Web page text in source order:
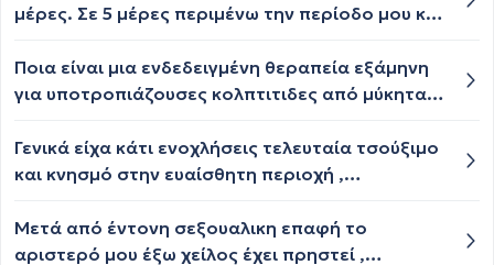
αυτήν τη φορά είναι gram (+) g.vaginalis κ
μέρες. Σε 5 μέρες περιμένω την περίοδο μου και
δυσάρεστη οσμή όμως. Είναι λευκά και
παχύρευστα. Μπορεί να είναι κάτι ανησυχητικό;
Ποια είναι μια ενδεδειγμένη θεραπεία εξάμηνη
για υποτροπιάζουσες κολπτιτιδες από μύκητα
αποτυχημένες θεραπείες με διάφορες ουσίες
μου συνέστησε να πίνω μόνο προβιοτικα, να
διατροφή μου μέχρι ο μύκητας να μην βρίσκει
πρόσφορος έδαφος και να υποχωρήσει. Αρκεί
Γενικά είχα κάτι ενοχλήσεις τελευταία τσούξιμο
και κνησμό στην ευαίσθητη περιοχή ,
Παπ διότι φοβάμαι μήπως κόλλησα κάποια ΣΜΝ
αλλά με το που έβαλε το βουρτσακι άρχισα να
Μετά από έντονη σεξουαλικη επαφή το
αριστερό μου έξω χείλος έχει πρηστεί ,